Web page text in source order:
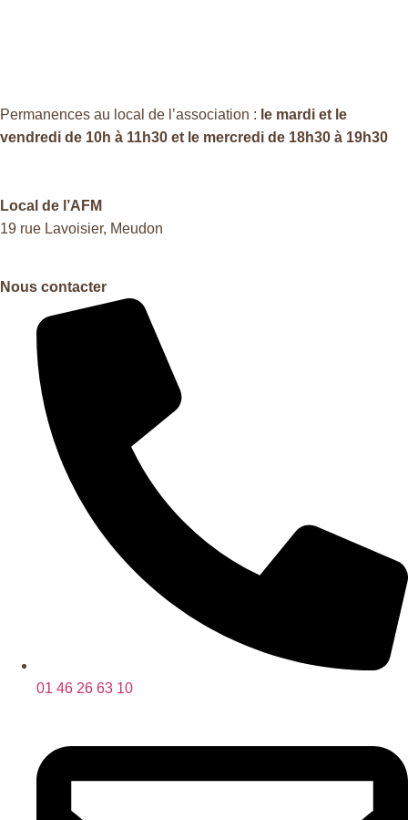
Permanences au local de l’association : le mardi et le
vendredi de 10h à 11h30 et le mercredi de 18h30 à 19h30
Local de l’AFM
19 rue Lavoisier, Meudon
Nous contacter
01 46 26 63 10